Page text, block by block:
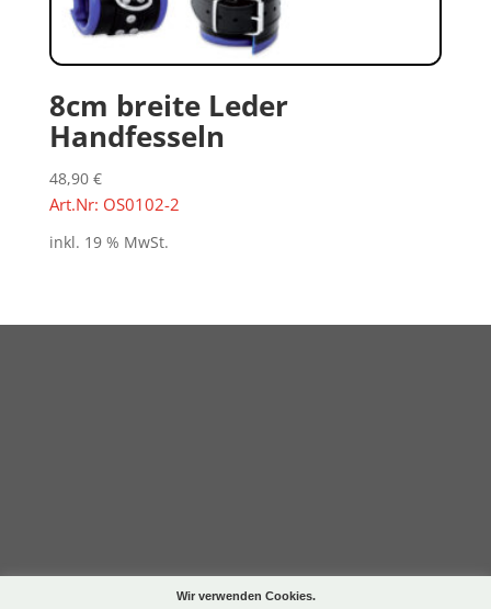
8cm breite Leder
Handfesseln
48,90 €
Art.Nr: OS0102-2
inkl. 19 % MwSt.
Wir verwenden Cookies.